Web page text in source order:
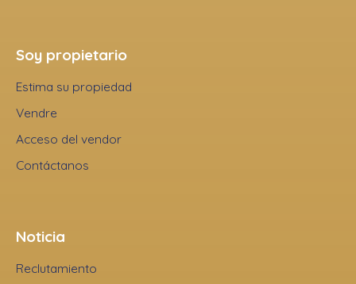
Soy propietario
Estima su propiedad
Vendre
Acceso del vendor
Contáctanos
Noticia
Reclutamiento